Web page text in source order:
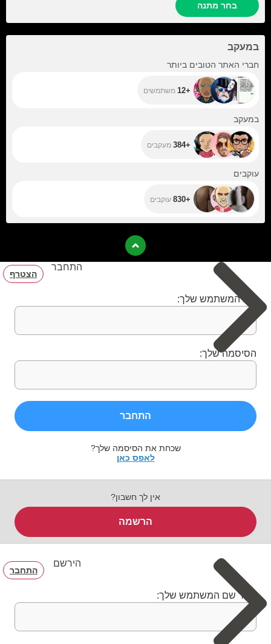
בחר מתנה
במעקב
חברי האתר הטובים ביותר
+12
+12 משתמשים
במעקב
+384 מעקבים
עוקבים
+830 עוקבים
התחבר
הצטרף
שם המשתמש שלך:
הסיסמה שלך:
התחבר
שכחת את הסיסמה שלך?
לאפס כאן
אין לך חשבון?
הרשמה
הירשם
התחבר
בחר שם המשתמש שלך: